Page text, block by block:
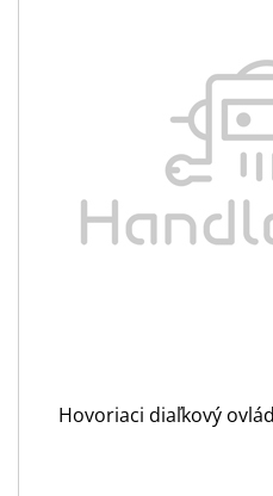
Hovoriaci diaľkový